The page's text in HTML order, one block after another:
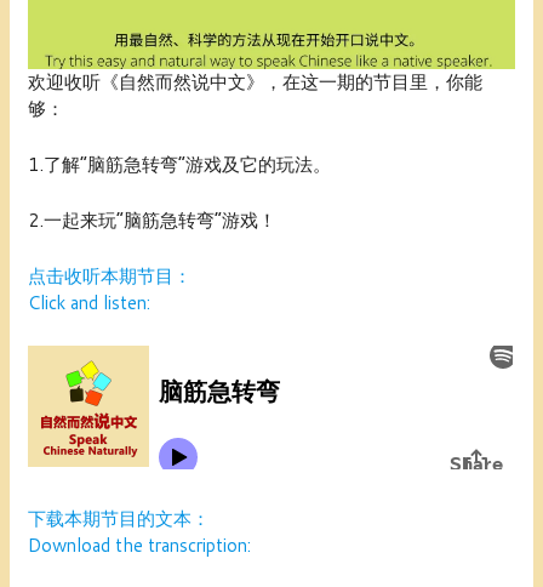
欢迎收听《自然而然说中文》，在这一期的节目里，你能
够：
1.了解“脑筋急转弯”游戏及它的玩法。
2.一起来玩“脑筋急转弯”游戏！
点击收听本期节目：
Click and listen:
下载本期节目的文本：
Download the transcription: